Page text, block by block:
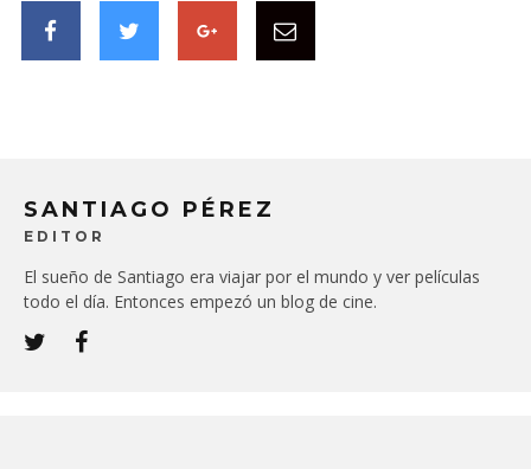
SANTIAGO PÉREZ
EDITOR
El sueño de Santiago era viajar por el mundo y ver películas
todo el día. Entonces empezó un blog de cine.